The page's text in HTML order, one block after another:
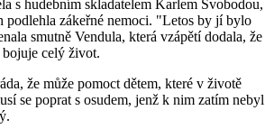
s hudebním skladatelem Karlem Svobodou,
podlehla zákeřné nemoci. "Letos by jí bylo
smutně Vendula, která vzápětí dodala, že
celý život.
že může pomoct dětem, které v životě
se poprat s osudem, jenž k nim zatím nebyl